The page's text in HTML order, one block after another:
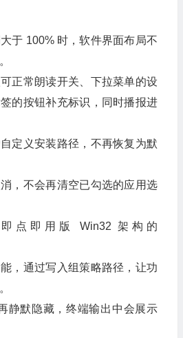
于 100% 时，软件界面布局不
正常朗读开关、下拉菜单的设
的按钮补充标识，同时播报进
定义安装路径，不再恢复为默
，不会再清空已勾选的应用选
点即用版 Win32 架构的
，通过写入组策略路径，让功
静默隐藏，终端输出中会展示